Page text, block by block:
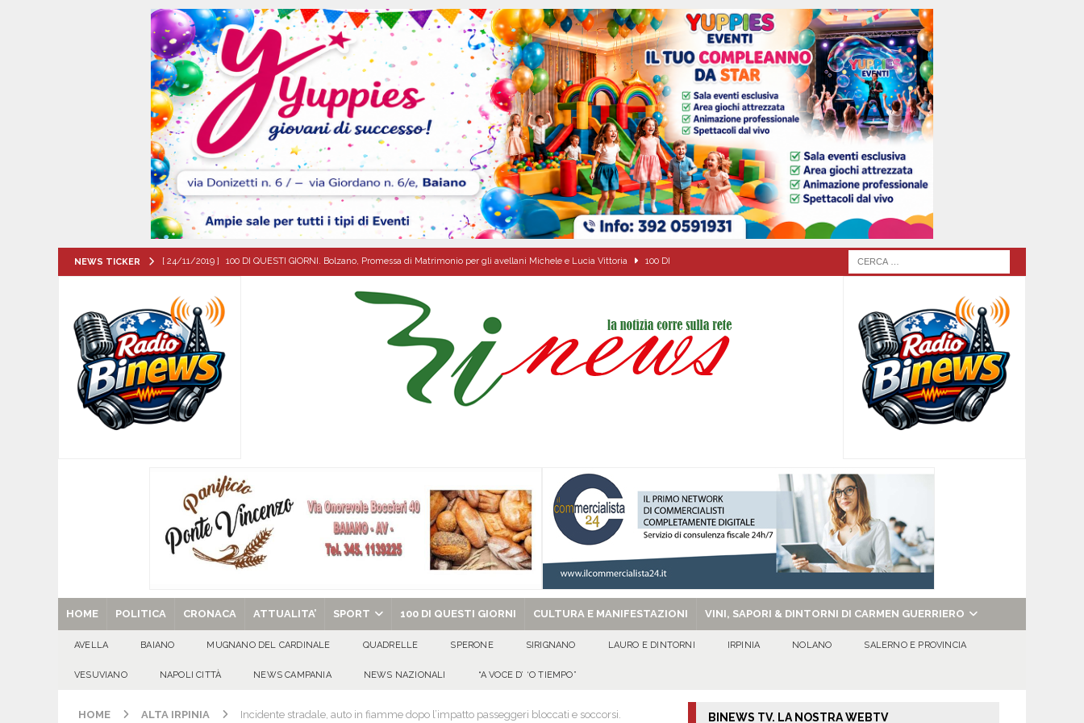
NEWS TICKER [ 24/11/2019 ] 100 DI QUESTI GIORNI. Bolzano, Promessa di Matrimonio per gli avellani Michele e Lucia Vittoria 100 DI
[ 07/08/2026 ] Visciano celebra Padre Arturo D’Onofrio: due giorni di fede nel ricordo del fondatore
MANIFESTAZIONI
[ 07/08/2026 ] MUGNANO DEL CARDINALE. L’Ipocrisia delle Apparenze e il Sociale Negato: il Caso del Centro Sociale mai
usato – abbandonato – vandalizzato e destinato al privato EVIDENZA
[ 07/08/2026 ]
una cultura collettiva. Nessuna crescita economica può prescindere dalla tutela della vita umana” CULTURA E
MANIFESTAZIONI
[ 07/08/2026 ] Casino senza KYC: cosa sono e come funzionano in Italia CULTURA E MANIFESTAZIONI
[ 29/08/2025 ] SANT’Oggi. Venerdì 29 agosto la chiesa celebra il Martirio di san Giovanni Battista e santa Sabina
HOME POLITICA CRONACA ATTUALITA’ SPORT 100 DI QUESTI GIORNI CULTURA E MANIFESTAZIONI VINI, SAPORI & DINTORNI DI CARMEN GUERRIERO
AVELLA BAIANO MUGNANO DEL CARDINALE QUADRELLE SPERONE SIRIGNANO LAURO E DINTORNI IRPINIA NOLANO SALERNO E PROVINCIA
VESUVIANO NAPOLI CITTÀ NEWS CAMPANIA NEWS NAZIONALI “A VOCE D’ ‘O TIEMPO”
HOME ALTA IRPINIA Incidente stradale, auto in fiamme dopo l’impatto passeggeri bloccati e soccorsi. BINEWS TV. LA NOSTRA WEBTV